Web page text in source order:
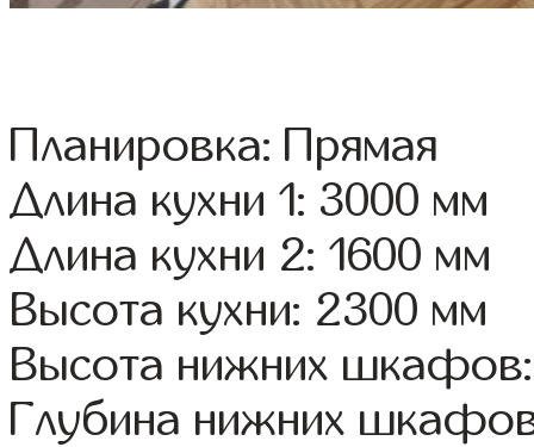
Планировка: Прямая
Длина кухни 1: 3000 мм
Длина кухни 2: 1600 мм
Высота кухни: 2300 мм
Высота нижних
Глубина нижних